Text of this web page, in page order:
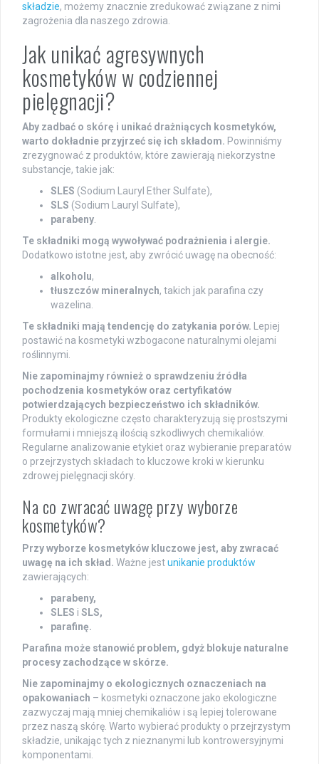
składzie, możemy znacznie zredukować związane z nimi
zagrożenia dla naszego zdrowia.
Jak unikać agresywnych
kosmetyków w codziennej
pielęgnacji?
Aby zadbać o skórę i unikać drażniących kosmetyków,
warto dokładnie przyjrzeć się ich składom. Powinniśmy
zrezygnować z produktów, które zawierają niekorzystne
substancje, takie jak:
SLES (Sodium Lauryl Ether Sulfate),
SLS (Sodium Lauryl Sulfate),
parabeny.
Te składniki mogą wywoływać podrażnienia i alergie.
Dodatkowo istotne jest, aby zwrócić uwagę na obecność:
alkoholu,
tłuszczów mineralnych, takich jak parafina czy
wazelina.
Te składniki mają tendencję do zatykania porów. Lepiej
postawić na kosmetyki wzbogacone naturalnymi olejami
roślinnymi.
Nie zapominajmy również o sprawdzeniu źródła
pochodzenia kosmetyków oraz certyfikatów
potwierdzających bezpieczeństwo ich składników.
Produkty ekologiczne często charakteryzują się prostszymi
formułami i mniejszą ilością szkodliwych chemikaliów.
Regularne analizowanie etykiet oraz wybieranie preparatów
o przejrzystych składach to kluczowe kroki w kierunku
zdrowej pielęgnacji skóry.
Na co zwracać uwagę przy wyborze
kosmetyków?
Przy wyborze kosmetyków kluczowe jest, aby zwracać
uwagę na ich skład. Ważne jestunikanie produktów
zawierających:
parabeny,
SLES i SLS,
parafinę.
Parafina może stanowić problem, gdyż blokuje naturalne
procesy zachodzące w skórze.
Nie zapominajmy o ekologicznych oznaczeniach na
opakowaniach – kosmetyki oznaczone jako ekologiczne
zazwyczaj mają mniej chemikaliów i są lepiej tolerowane
przez naszą skórę. Warto wybierać produkty o przejrzystym
składzie, unikając tych z nieznanymi lub kontrowersyjnymi
komponentami.